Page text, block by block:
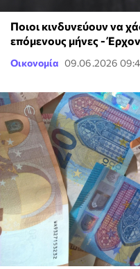
Ποιοι κινδυνεύουν να
επόμενους μήνες -
Οικονομία 09.06.2026